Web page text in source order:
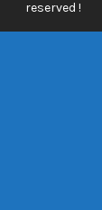
reserved !